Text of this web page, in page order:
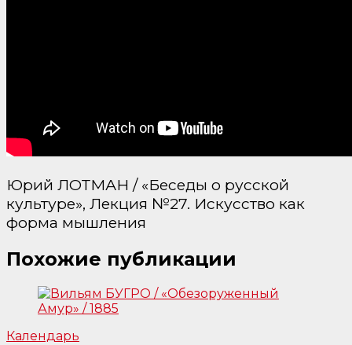
Юрий ЛОТМАН / «Беседы о русской
культуре», Лекция №27. Искусство как
форма мышления
Похожие публикации
Календарь